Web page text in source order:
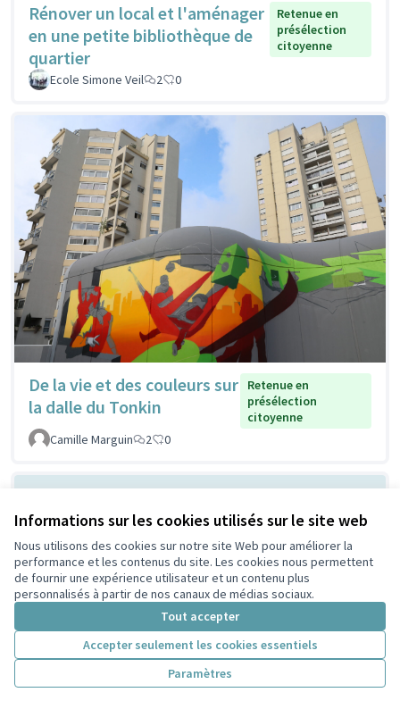
Informations sur les cookies utilisés sur le site web
Nous utilisons des cookies sur notre site Web pour améliorer la
performance et les contenus du site. Les cookies nous permettent
de fournir une expérience utilisateur et un contenu plus
personnalisés à partir de nos canaux de médias sociaux.
Tout accepter
Accepter seulement les cookies essentiels
Paramètres
Rénover un local et l'aménager
en une petite bibliothèque de
quartier
Retenue en
présélection
citoyenne
Ecole Simone Veil 2 0
De la vie et des couleurs sur
la dalle du Tonkin
Retenue en
présélection
citoyenne
Camille Marguin
2 0
Ombrager devant la MLIS
pour respirer mieux
Non retenue en
présélection
Lescuyer
2 0